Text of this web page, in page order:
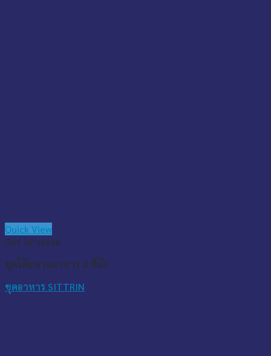
Quick View
Out of stock
ชุดโต๊ะทานอาหาร 4 ที่นั่ง
ชุดอาหาร SITTRIN